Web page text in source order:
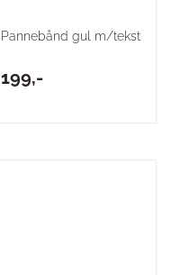
Pannebånd gul m/tekst
199,-